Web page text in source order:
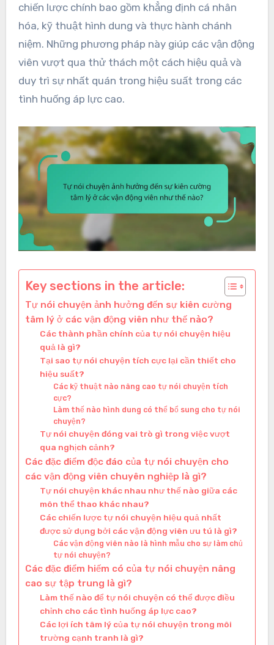
chiến lược chính bao gồm khẳng định cá nhân
hóa, kỹ thuật hình dung và thực hành chánh
niệm. Những phương pháp này giúp các vận động
viên vượt qua thử thách một cách hiệu quả và
duy trì sự nhất quán trong hiệu suất trong các
tình huống áp lực cao.
Key sections in the article:
Tự nói chuyện ảnh hưởng đến sự kiên cường
tâm lý ở các vận động viên như thế nào?
Các thành phần chính của tự nói chuyện hiệu
quả là gì?
Tại sao tự nói chuyện tích cực lại cần thiết cho
hiệu suất?
Các kỹ thuật nào nâng cao tự nói chuyện tích
cực?
Làm thế nào hình dung có thể bổ sung cho tự nói
chuyện?
Tự nói chuyện đóng vai trò gì trong việc vượt
qua nghịch cảnh?
Các đặc điểm độc đáo của tự nói chuyện cho
các vận động viên chuyên nghiệp là gì?
Tự nói chuyện khác nhau như thế nào giữa các
môn thể thao khác nhau?
Các chiến lược tự nói chuyện hiệu quả nhất
được sử dụng bởi các vận động viên ưu tú là gì?
Các vận động viên nào là hình mẫu cho sự làm chủ
tự nói chuyện?
Các đặc điểm hiếm có của tự nói chuyện nâng
cao sự tập trung là gì?
Làm thế nào để tự nói chuyện có thể được điều
chỉnh cho các tình huống áp lực cao?
Các lợi ích tâm lý của tự nói chuyện trong môi
trường cạnh tranh là gì?